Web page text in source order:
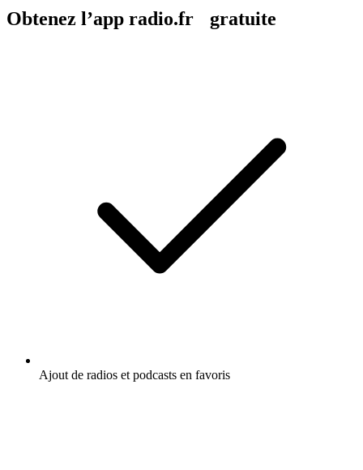
Obtenez l’app radio.fr gratuite
Ajout de radios et podcasts en favoris